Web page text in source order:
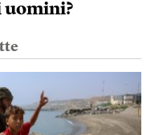
uomini?